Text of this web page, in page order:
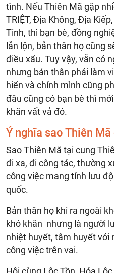
tình. Nếu Thiên Mã gặp
TRIỆT, Địa Không, Địa
Tinh, thì bạn bè, đồng
lẫn lộn, bản thân họ cũng
điều xấu. Tuy vậy, vẫn có
nhưng bản thân phải làm
hiến và chính mình cũng
đâu cũng có bạn bè thì
khăn vất vả đó.
Ý nghĩa sao Thiên
Sao Thiên Mã tại cung
đi xa, đi công tác, thường
công việc mang tính lưu
quốc.
Bản thân họ khi ra ngoài
khó khăn nhưng là người
nhiệt huyết, tâm huyết với
công việc trên vai.